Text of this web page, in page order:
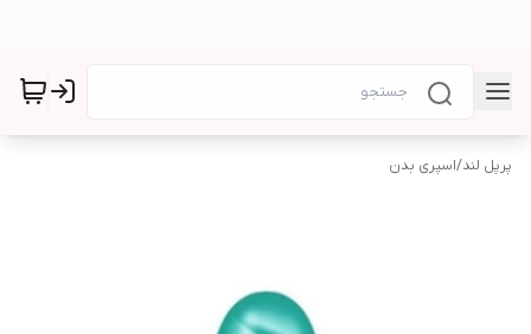
پرپل لند/اسپری بدن